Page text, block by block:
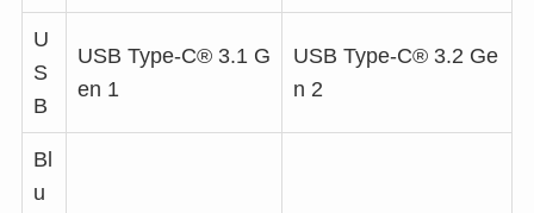
U
S
B
USB Type-C® 3.1 G
en 1
USB Type-C® 3.2 Ge
n 2
Bl
u